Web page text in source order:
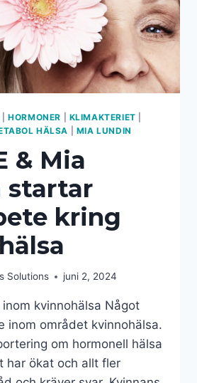
|HORMONER KLIMAKTERIET
HÄLSA MIA LUNDIN
& Mia
startar
kring
Solutions juni 2, 2024
kvinnohälsa Något
inom området kvinnohälsa.
om hormonell hälsa
har ökat och allt fler